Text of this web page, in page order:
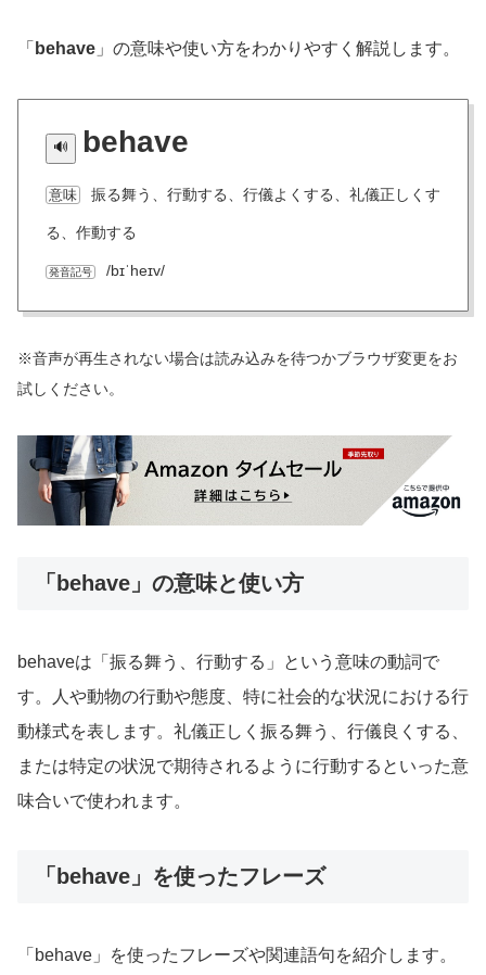
「 behave 」の意味や使い方をわかりやすく解説します。
behave
意味 振る舞う、行動する、行儀よくする、礼儀正しくす
る、作動する
発音記号 /bɪˈheɪv/
※音声が再生されない場合は読み込みを待つかブラウザ変更をお
試しください。
「behave」の意味と使い方
behaveは「振る舞う、行動する」という意味の動詞で
す。人や動物の行動や態度、特に社会的な状況における行
動様式を表します。礼儀正しく振る舞う、行儀良くする、
または特定の状況で期待されるように行動するといった意
味合いで使われます。
「behave」を使ったフレーズ
「behave」を使ったフレーズや関連語句を紹介します。